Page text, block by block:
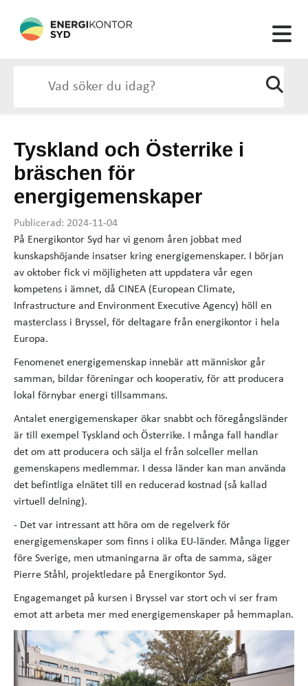
Tyskland och Österrike i
bräschen för
energigemenskaper
Publicerad: 2024-11-04
På Energikontor Syd har vi genom åren jobbat med
kunskapshöjande insatser kring energigemenskaper. I början
av oktober fick vi möjligheten att uppdatera vår egen
kompetens i ämnet, då CINEA (European Climate,
Infrastructure and Environment Executive Agency) höll en
masterclass i Bryssel, för deltagare från energikontor i hela
Europa.
Fenomenet energigemenskap innebär att människor går
samman, bildar föreningar och kooperativ, för att producera
lokal förnybar energi tillsammans.
Antalet energigemenskaper ökar snabbt och föregångsländer
är till exempel Tyskland och Österrike. I många fall handlar
det om att producera och sälja el från solceller mellan
gemenskapens medlemmar. I dessa länder kan man använda
det befintliga elnätet till en reducerad kostnad (så kallad
virtuell delning).
- Det var intressant att höra om de regelverk för
energigemenskaper som finns i olika EU-länder. Många ligger
före Sverige, men utmaningarna är ofta de samma, säger
Pierre Ståhl, projektledare på Energikontor Syd.
Engagemanget på kursen i Bryssel var stort och vi ser fram
emot att arbeta mer med energigemenskaper på hemmaplan.